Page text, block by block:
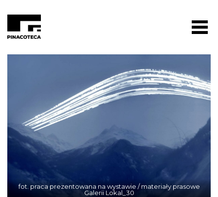
fot. praca prezentowana na wystawie / materiały prasowe
Galerii Lokal_30